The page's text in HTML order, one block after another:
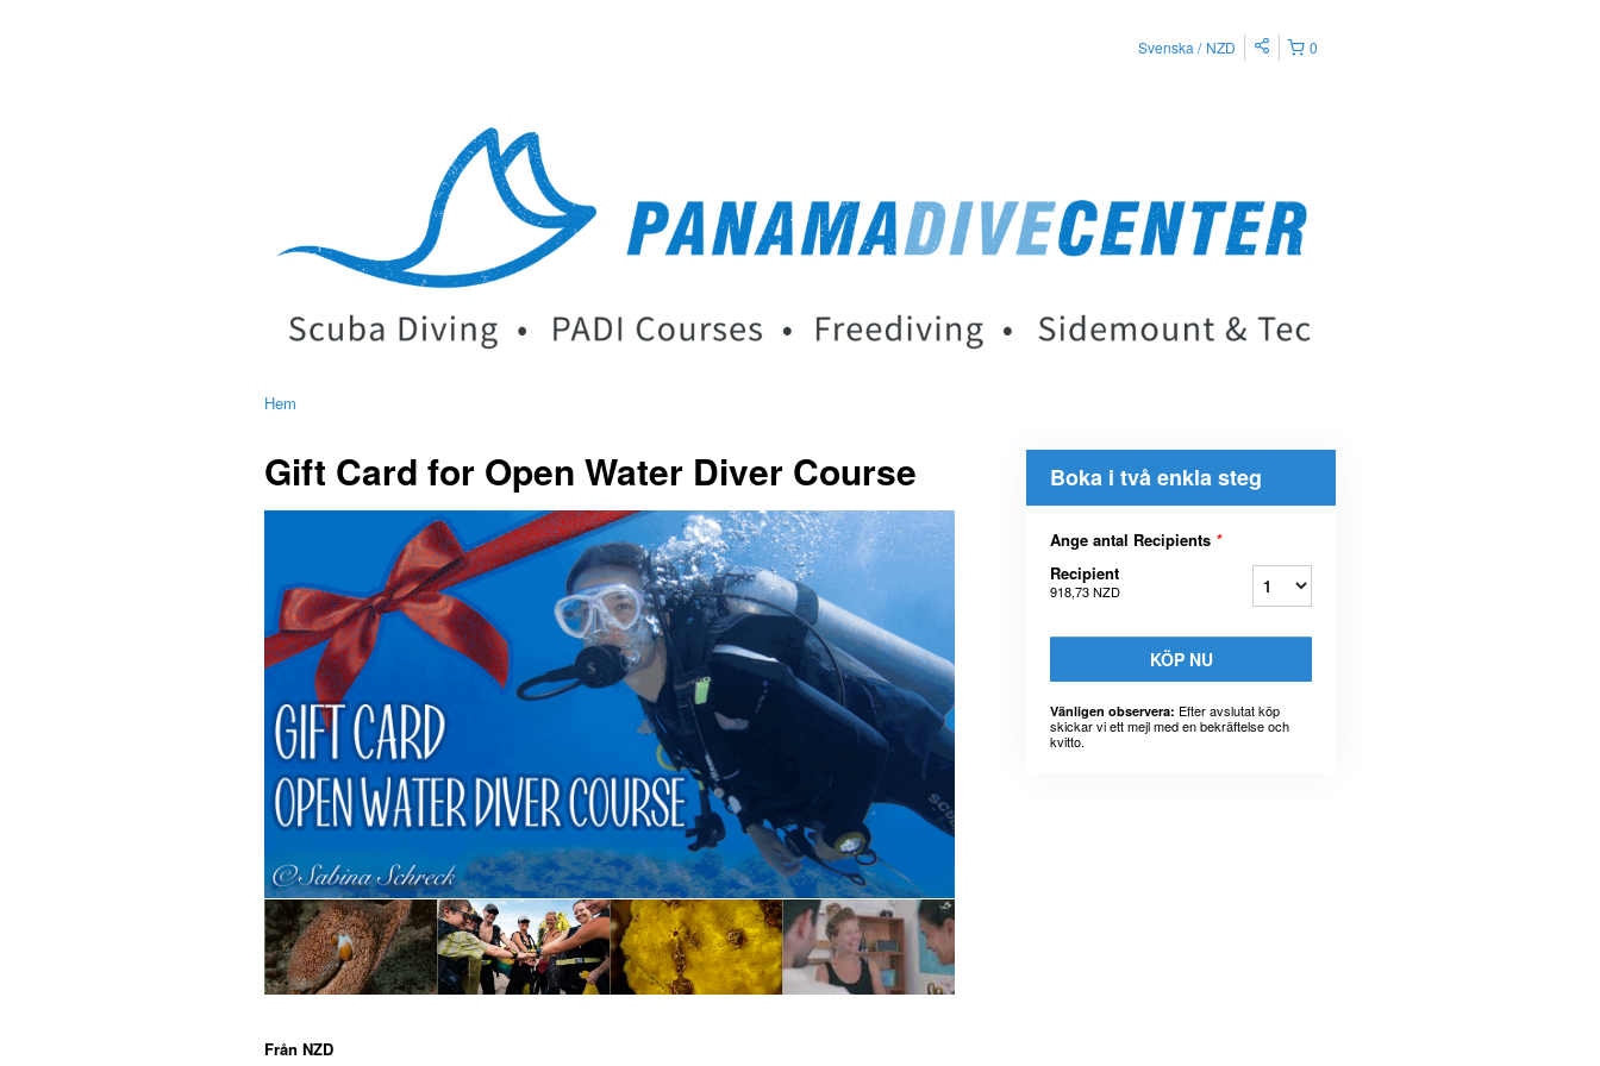
0
Svenska NZD
Hem
Gift Card for Open Water Diver Course
Från NZD
Boka i två enkla steg
Ange antal Recipients *
Recipient
918,73 NZD
KÖP NU
Vänligen observera: Efter avslutat köp
skickar vi ett mejl med en bekräftelse och
kvitto.